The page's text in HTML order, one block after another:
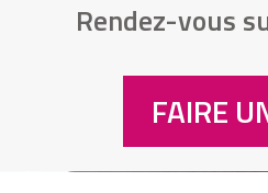
Rendez-vous
FAIRE